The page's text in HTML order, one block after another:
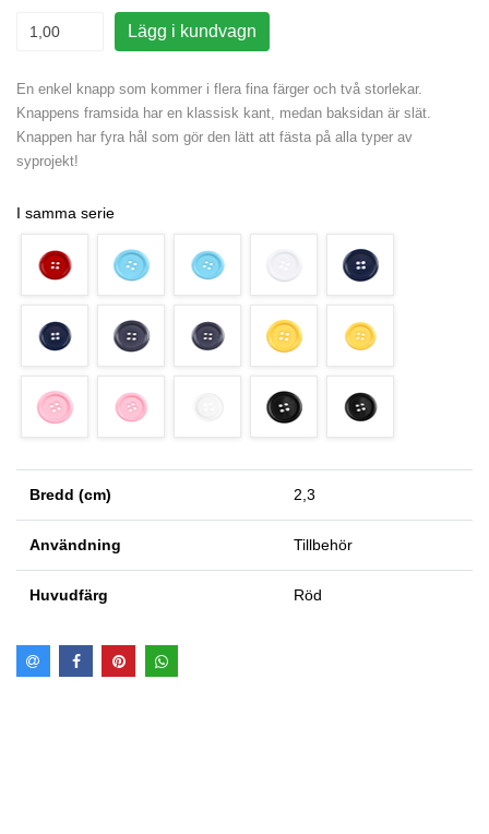
Lägg i kundvagn
En enkel knapp som kommer i flera fina färger och två storlekar.
Knappens framsida har en klassisk kant, medan baksidan är slät.
Knappen har fyra hål som gör den lätt att fästa på alla typer av
syprojekt!
I samma serie
Bredd (cm) 2,3
Användning Tillbehör
Huvudfärg Röd